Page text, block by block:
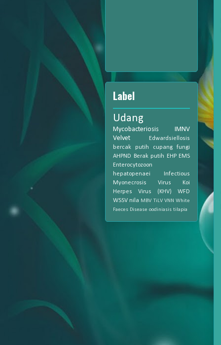
Label
Udang
Mycobacteriosis
IMNV
Velvet
Edwardsiellosis
bercak putih
cupang
fungi
AHPND
Berak putih EHP EMS
Enterocytozoon
hepatopenaei
Infectious
Myonecrosis Virus
Koi
Herpes Virus (KHV)
WFD
WSSV nila MBV TiLV VNN White
Faeces Disease oodiniasis tilapia